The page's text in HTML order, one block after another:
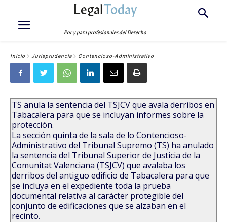
LegalToday
Por y para profesionales del Derecho
Inicio Jurisprudencia Contencioso-Administrativo
TS anula la sentencia del TSJCV que avala derribos en
Tabacalera para que se incluyan informes sobre la
protección.
La sección quinta de la sala de lo Contencioso-
Administrativo del Tribunal Supremo (TS) ha anulado
la sentencia del Tribunal Superior de Justicia de la
Comunitat Valenciana (TSJCV) que avalaba los
derribos del antiguo edificio de Tabacalera para que
se incluya en el expediente toda la prueba
documental relativa al carácter protegible del
conjunto de edificaciones que se alzaban en el
recinto.